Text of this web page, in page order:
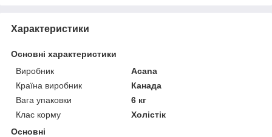
Характеристики
Основні характеристики
Виробник
Acana
Країна виробник
Канада
Вага упаковки
6 кг
Клас корму
Холістік
Основні